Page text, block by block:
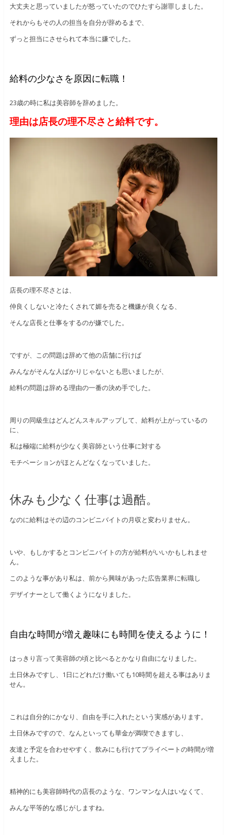
大丈夫と思っていましたが怒っていたのでひたすら謝罪しました。
それからもその人の担当を自分が辞めるまで、
ずっと担当にさせられて本当に嫌でした。
給料の少なさを原因に転職！
23歳の時に私は美容師を辞めました。
理由は店長の理不尽さと給料です。
店長の理不尽さとは、
仲良くしないと冷たくされて媚を売ると機嫌が良くなる、
そんな店長と仕事をするのが嫌でした。
ですが、この問題は辞めて他の店舗に行けば
みんながそんな人ばかりじゃないとも思いましたが、
給料の問題は辞める理由の一番の決め手でした。
周りの同級生はどんどんスキルアップして、給料が上がっているの
に、
私は極端に給料が少なく美容師という仕事に対する
モチベーションがほとんどなくなっていました。
休みも少なく仕事は過酷。
なのに給料はその辺のコンビニバイトの月収と変わりません。
いや、もしかするとコンビニバイトの方が給料がいいかもしれませ
ん。
このような事があり私は、前から興味があった広告業界に転職し
デザイナーとして働くようになりました。
自由な時間が増え趣味にも時間を使えるように！
はっきり言って美容師の頃と比べるとかなり自由になりました。
土日休みですし、1日にどれだけ働いても10時間を超える事はありま
せん。
これは自分的にかなり、自由を手に入れたという実感があります。
土日休みですので、なんといっても華金が満喫できますし、
友達と予定を合わせやすく、飲みにも行けてプライベートの時間が増
えました。
精神的にも美容師時代の店長のような、ワンマンな人はいなくて、
みんな平等的な感じがしますね。